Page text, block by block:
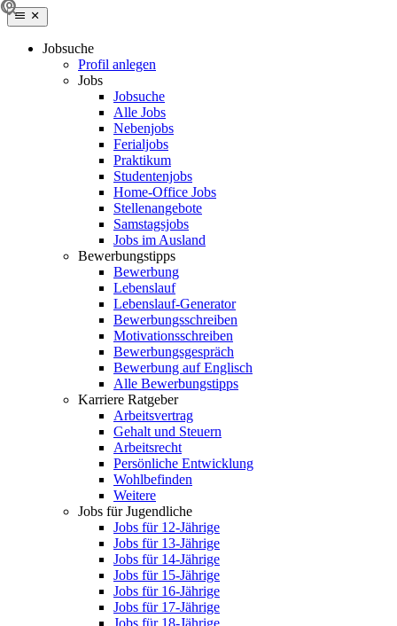
Jobsuche
Profil anlegen
Jobs
Jobsuche
Alle Jobs
Nebenjobs
Ferialjobs
Praktikum
Studentenjobs
Home-Office Jobs
Stellenangebote
Samstagsjobs
Jobs im Ausland
Bewerbungstipps
Bewerbung
Lebenslauf
Lebenslauf-Generator
Bewerbungsschreiben
Motivationsschreiben
Bewerbungsgespräch
Bewerbung auf Englisch
Alle Bewerbungstipps
Karriere Ratgeber
Arbeitsvertrag
Gehalt und Steuern
Arbeitsrecht
Persönliche Entwicklung
Wohlbefinden
Weitere
Jobs für Jugendliche
Jobs für 12-Jährige
Jobs für 13-Jährige
Jobs für 14-Jährige
Jobs für 15-Jährige
Jobs für 16-Jährige
Jobs für 17-Jährige
Jobs für 18-Jährige